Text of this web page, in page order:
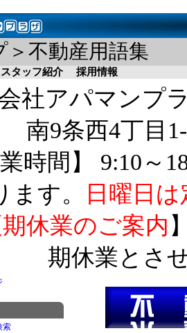
＞不動産用語集
スタッフ紹介 採用情報
社アパマンプ
南9条西4丁目
業時間】 9:10～
ます。
日曜日
休業のご案内
期休業とさ
索